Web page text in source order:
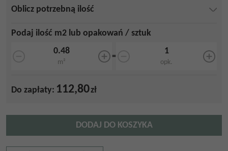
Oblicz potrzebną ilość
Podaj ilość m2 lub opakowań / sztuk
m²
=
opk.
Do zapłaty: 112,80zł
DODAJ DO KOSZYKA